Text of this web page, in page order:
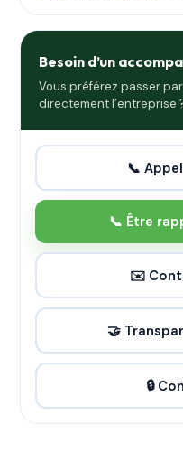
Besoin d’un
Vous préférez passer
directement l’entreprise
📞
📞 Être
✉️
🤝
🔒